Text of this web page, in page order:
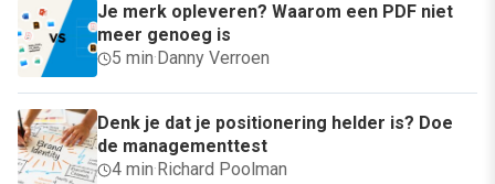
Je merk opleveren? Waarom een PDF niet
meer genoeg is
5 min·Danny Verroen
Denk je dat je positionering helder is? Doe
de managementtest
4 min·Richard Poolman